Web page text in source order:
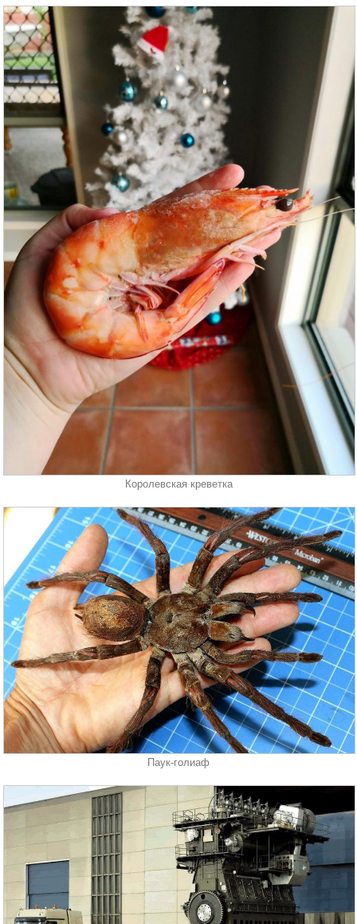
Королевская креветка
Паук-голиаф